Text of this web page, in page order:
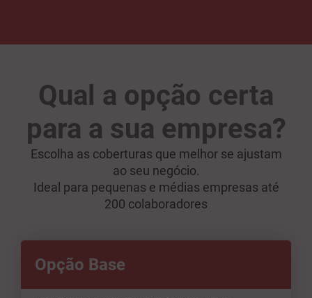
Qual a opção certa
para a sua empresa?
Escolha as coberturas que melhor se ajustam
ao seu negócio.
Ideal para pequenas e médias empresas até
200 colaboradores
Opção Base